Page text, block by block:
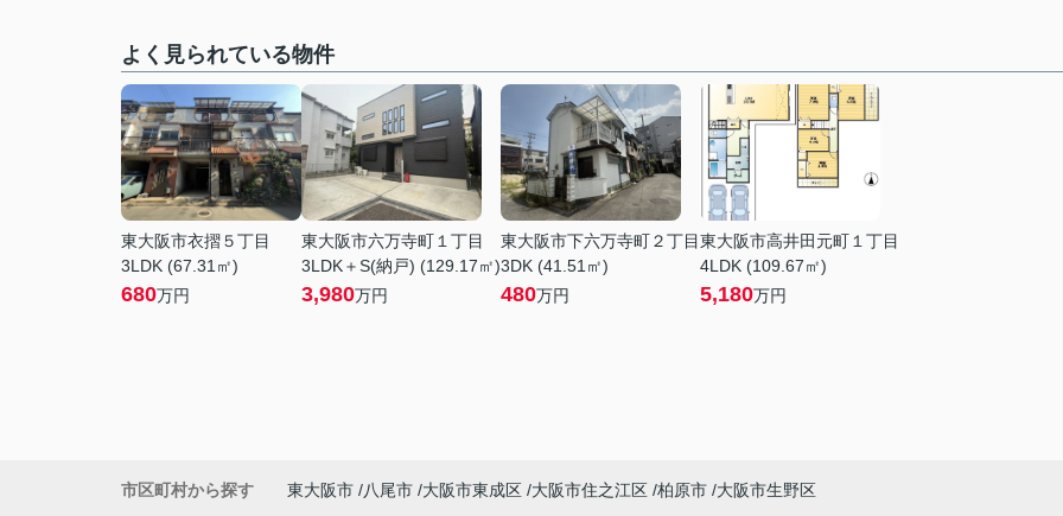
よく見られている物件
東大阪市衣摺５丁目
3LDK (67.31㎡)
680万円
東大阪市六万寺町１丁目
3LDK＋S(納戸) (129.17㎡)
3,980万円
東大阪市下六万寺町２丁目
3DK (41.51㎡)
480万円
東大阪市高井田元町１丁目
4LDK (109.67㎡)
5,180万円
市区町村から探す 東大阪市 八尾市 大阪市東成区 大阪市住之江区 柏原市 大阪市生野区